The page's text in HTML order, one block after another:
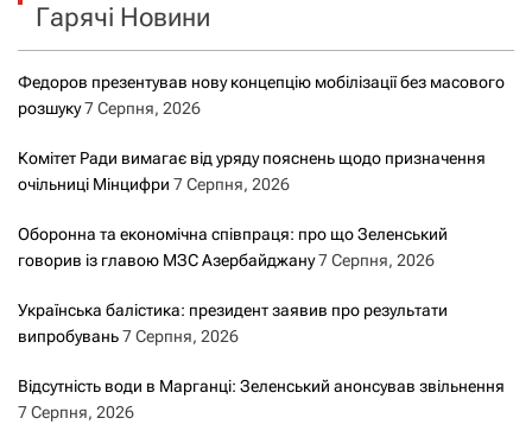
Гарячі Новини
Федоров презентував нову концепцію мобілізації без масового
розшуку7 Серпня, 2026
Комітет Ради вимагає від уряду пояснень щодо призначення
очільниці Мінцифри 7 Серпня, 2026
Оборонна та економічна співпраця: про що Зеленський
говорив із главою МЗС Азербайджану7 Серпня, 2026
Українська балістика: президент заявив про результати
випробувань7 Серпня, 2026
Відсутність води в Марганці: Зеленський анонсував звільнення
7 Серпня, 2026